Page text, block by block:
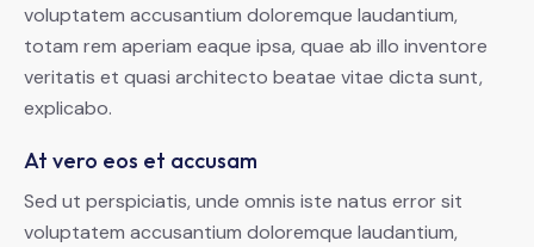
voluptatem accusantium doloremque laudantium,
totam rem aperiam eaque ipsa, quae ab illo inventore
veritatis et quasi architecto beatae vitae dicta sunt,
explicabo.
At vero eos et accusam
Sed ut perspiciatis, unde omnis iste natus error sit
voluptatem accusantium doloremque laudantium,